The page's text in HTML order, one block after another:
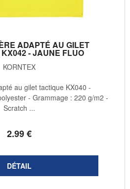
ADAPTÉ AU GILET
- JAUNE FLUO
KORNTEX
2.99€
au gilet tactique KX040 -
- Grammage : 220 g/m2 -
Scratch ...